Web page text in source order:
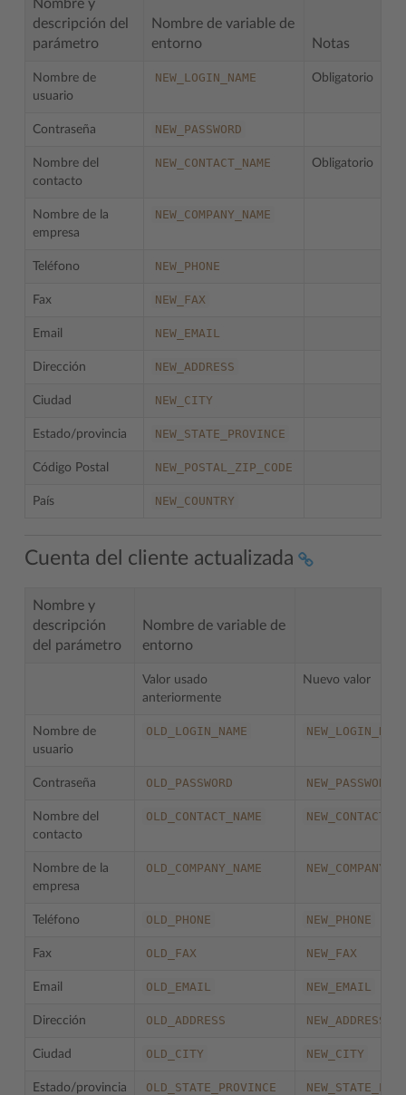
Nombre y
descripción del
parámetro
Nombre de variable de
entorno
Notas
Nombre de
usuario
NEW_LOGIN_NAME Obligatorio
Contraseña NEW_PASSWORD
Nombre del
contacto
NEW_CONTACT_NAME Obligatorio
Nombre de la
empresa
NEW_COMPANY_NAME
Teléfono NEW_PHONE
Fax NEW_FAX
Email NEW_EMAIL
Dirección NEW_ADDRESS
Ciudad NEW_CITY
Estado/provincia NEW_STATE_PROVINCE
Código Postal NEW_POSTAL_ZIP_CODE
País NEW_COUNTRY
Cuenta del cliente actualizada
Nombre y
descripción
del parámetro
Nombre de variable de
entorno
Valor usado
anteriormente
Nuevo valor
Nombre de
usuario
OLD_LOGIN_NAME
Contraseña OLD_PASSWORD NEW_PASSWORD
Nombre del
contacto
OLD_CONTACT_NAME
Nombre de la
empresa
OLD_COMPANY_NAME
Teléfono OLD_PHONE NEW_PHONE
Fax OLD_FAX NEW_FAX
Email OLD_EMAIL NEW_EMAIL
Dirección OLD_ADDRESS NEW_ADDRESS
Ciudad OLD_CITY NEW_CITY
Estado/provincia OLD_STATE_PROVINCE